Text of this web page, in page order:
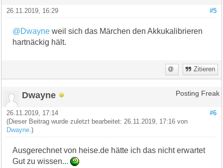
#5
26.11.2019, 16:29
@Dwayne weil sich das Märchen den Akkukalibrieren
hartnäckig hält.
Zitieren
Dwayne Posting Freak
#6
26.11.2019, 17:14
(Dieser Beitrag wurde zuletzt bearbeitet: 26.11.2019, 17:16 von
Dwayne .)
Ausgerechnet von heise.de hätte ich das nicht erwartet
Gut zu wissen...